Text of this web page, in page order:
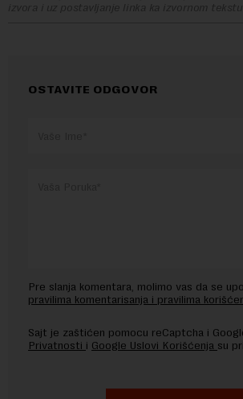
izvora i uz postavljanje linka ka izvornom tekstu
OSTAVITE ODGOVOR
Pre slanja komentara, molimo vas da se
pravilima komentarisanja i pravilima
Sajt je zaštićen pomocu reCaptcha i
Privatnosti i Google Uslovi Korišćenja su